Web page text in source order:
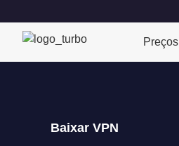
Preços
Baixar VPN